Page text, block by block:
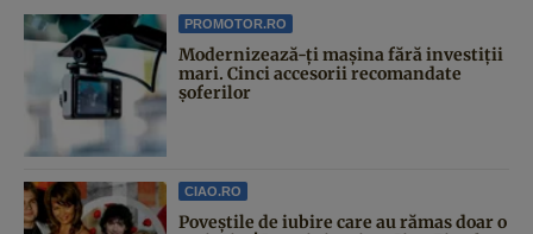
PROMOTOR.RO
Modernizează-ți mașina fără investiții
mari. Cinci accesorii recomandate
șoferilor
CIAO.RO
Poveştile de iubire care au rămas doar o